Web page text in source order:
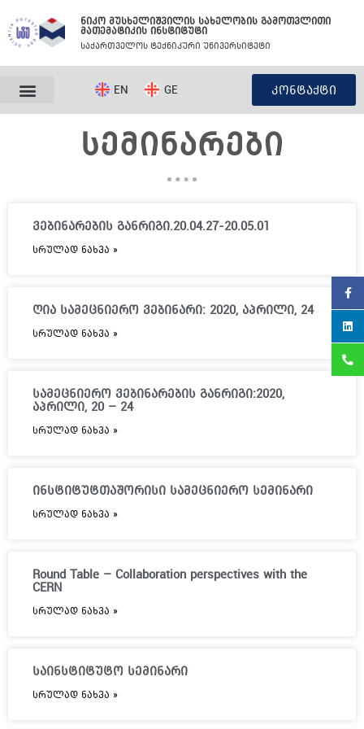
to
content
ნიკო მუსხელიშვილის სახელობის გამოთვლითი
მათემატიკის ინსტიტუტი
საქართველოს ტექნიკური უნივერსიტეტი
EN GE კონტაქტი
ᲡᲔᲛᲘᲜᲐᲠᲔᲑᲘ
ვებინარების განრიგი.20.04.27-20.05.01
ᲡᲠᲣᲚᲐᲓ ᲜᲐᲮᲕᲐ »
ღია სამეცნიერო ვებინარი: 2020, აპრილი, 24
ᲡᲠᲣᲚᲐᲓ ᲜᲐᲮᲕᲐ »
სამეცნიერო ვებინარების განრიგი:2020,
აპრილი, 20 – 24
ᲡᲠᲣᲚᲐᲓ ᲜᲐᲮᲕᲐ »
ინსტიტუტთაშორისი სამეცნიერო სემინარი
ᲡᲠᲣᲚᲐᲓ ᲜᲐᲮᲕᲐ »
Round Table – Collaboration perspectives with the
CERN
ᲡᲠᲣᲚᲐᲓ ᲜᲐᲮᲕᲐ »
საინსტიტუტო სემინარი
ᲡᲠᲣᲚᲐᲓ ᲜᲐᲮᲕᲐ »
a
a